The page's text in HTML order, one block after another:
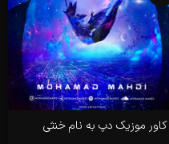
کاور موزیک دپ به نام خنثی